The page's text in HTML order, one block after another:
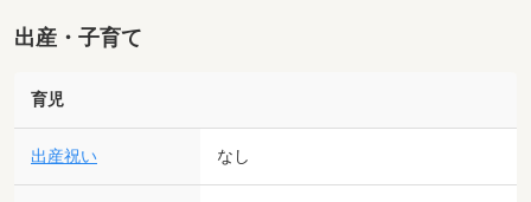
出産・子育て
育児
出産祝い なし